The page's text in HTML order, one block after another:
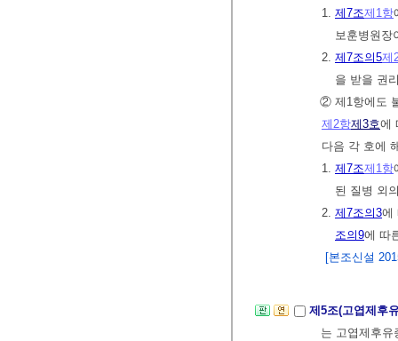
1. 제7조제1항
보훈병원장
2. 제7조의5제
을 받을 권
② 제1항에도
제2항제3호에
다음 각 호에
1. 제7조제1항
된 질병 외
2. 제7조의3에
조의9에 따
[본조신설
제5조(고엽제후
는 고엽제후